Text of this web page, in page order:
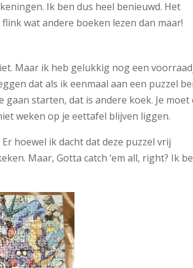
Ik ben dus heel benieuwd. Het
wat andere boeken lezen dan maar!
Maar ik heb gelukkig nog een
dat als ik eenmaal aan een puzzel
starten, dat is andere koek. Je moet
weken op je eettafel blijven liggen.
hoewel ik dacht dat deze puzzel vrij
Maar, Gotta catch ‘em all, right? Ik